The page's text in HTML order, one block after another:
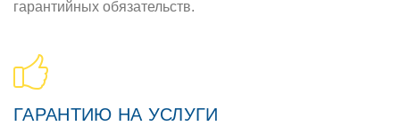
гарантийных oбязательств.
ГАРАНТИЮ НА УСЛУГИ